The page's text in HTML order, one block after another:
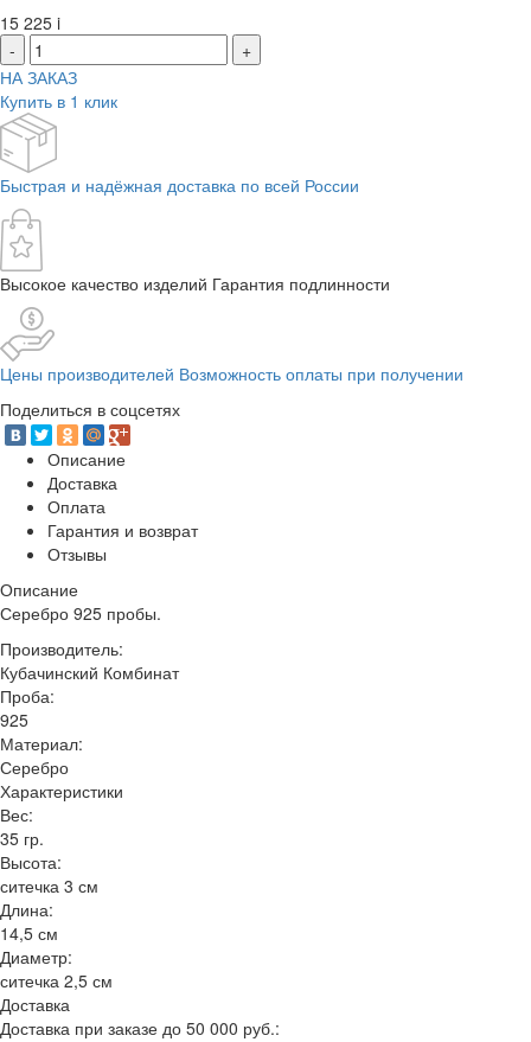
15 225 i
-
+
НА ЗАКАЗ
Купить в 1 клик
Быстрая и надёжная доставка по всей России
Высокое качество изделий Гарантия подлинности
Цены производителей Возможность оплаты при получении
Поделиться в соцсетях
Описание
Доставка
Оплата
Гарантия и возврат
Отзывы
Описание
Серебро 925 пробы.
Производитель:
Кубачинский Комбинат
Проба:
925
Материал:
Серебро
Характеристики
Вес:
35 гр.
Высота:
ситечка 3 см
Длина:
14,5 см
Диаметр:
ситечка 2,5 см
Доставка
Доставка при заказе до 50 000 руб.: